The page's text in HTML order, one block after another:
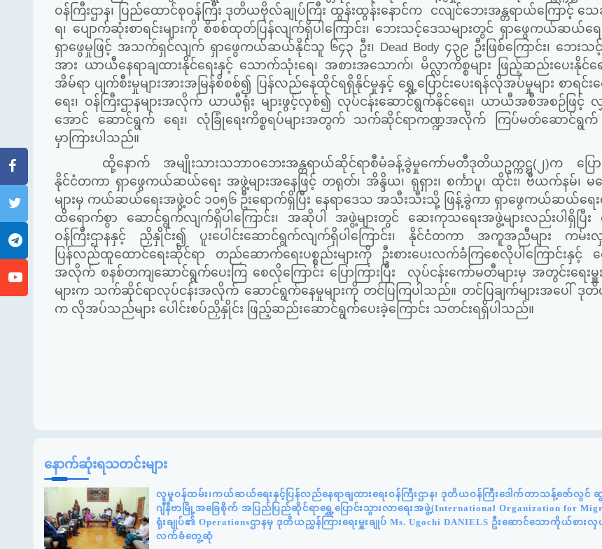
ဝန်ကြီးဌာန၊ ပြည်ထောင်စုဝန်ကြီး ဒုတိယဗိုလ်ချုပ်ကြီး ထွန်းထွန်းနောင်က
ငလျင်ဘေးအန္တရာယ်ကြောင့် သ
ရ၊ ပျောက်ဆုံးစာရင်းများကို စိစစ်ထုတ်ပြန်လျက်ရှိပါကြောင်း၊ ဘေးသင့်ဒေသများတွင် ရှာဖွေကယ်ဆယ်ရေ
ရှာဖွေမှုဖြင့် အသက်ရှင်လျက် ရှာဖွေကယ်ဆယ်နိုင်သူ ၆၄၃ ဦး၊ Dead Body ၄၃၉ ဦးဖြစ်ကြောင်း၊ ဘေးသ
အား ယာယီနေရာချထားနိုင်ရေးနှင့် သောက်သုံးရေ၊ အစားအသောက်၊ မိလ္လာကိစ္စများ ဖြည့်ဆည်းပေးနိုင်ရ
အိမ်ရာ ပျက်စီးမှုများအားအမြန်စိစစ်၍ ပြန်လည်နေထိုင်ရရှိနိုင်မှုနှင့် ရွှေ့ပြောင်းပေးရန်လိုအပ်မှုများ စာရင်
ရေး၊ ဝန်ကြီးဌာနများအလိုက် ယာယီရုံး များဖွင့်လှစ်၍ လုပ်ငန်းဆောင်ရွက်နိုင်ရေး၊ ယာယီအစီအစဉ်ဖြင့် လ
အောင် ဆောင်ရွက် ရေး၊ လုံခြုံရေးကိစ္စရပ်များအတွက် သက်ဆိုင်ရာကဏ္ဍအလိုက် ကြပ်မတ်ဆောင်ရွက်
မှာကြားပါသည်။
ထို့နောက် အမျိုးသားသဘာဝဘေးအန္တရာယ်ဆိုင်ရာစီမံခန့်ခွဲမှုကော်မတီဒုတိယဥက္ကဋ္ဌ( ၂)က ပြော
နိုင်ငံတကာ ရှာဖွေကယ်ဆယ်ရေး အဖွဲ့များအနေဖြင့် တရုတ်၊ အိန္ဒိယ၊ ရုရှား၊ စင်္ကာပူ၊ ထိုင်း၊ ဗီယက်နမ်၊ မလ
များမှ ကယ်ဆယ်ရေးအဖွဲ့ဝင် ၁၀၅၆ ဦးရောက်ရှိပြီး နေရာဒေသ အသီးသီးသို့ ဖြန့်ခွဲကာ ရှာဖွေကယ်ဆယ်ရေးလု
ထိရောက်စွာ ဆောင်ရွက်လျက်ရှိပါကြောင်း၊ အဆိုပါ အဖွဲ့များတွင် ဆေးကုသရေးအဖွဲ့များလည်းပါရှိပြီး က
ဝန်ကြီးဌာနနှင့် ညှိနှိုင်း၍ ပူးပေါင်းဆောင်ရွက်လျက်ရှိပါကြောင်း၊ နိုင်ငံတကာ အကူအညီများ ကမ်း
ပြန်လည်ထူထောင်ရေးဆိုင်ရာ တည်ဆောက်ရေးပစ္စည်းများကို ဦးစားပေးလက်ခံကြစေလိုပါကြောင်းနှင့် က
အလိုက် စနစ်တကျဆောင်ရွက်ပေးကြ စေလိုကြောင်း ပြောကြားပြီး
လုပ်ငန်းကော်မတီများမှ အတွင်းရေး
များက သက်ဆိုင်ရာလုပ်ငန်းအလိုက် ဆောင်ရွက်နေမှုများကို တင်ပြကြပါသည်။ တင်ပြချက်များအပေါ် ဒုတိယဥ
က လိုအပ်သည်များ ပေါင်းစပ်ညှိနှိုင်း ဖြည့်ဆည်းဆောင်ရွက်ပေးခဲ့ကြောင်း သတင်းရရှိပါသည်။
နောက်ဆုံးရသတင်းများ
လူမှုဝန်ထမ်း၊ကယ်ဆယ်ရေးနှင့်ပြန်လည်နေရာချထားရေးဝန်ကြီးဌာန၊ ဒုတိယဝန်ကြီးဒေါက်တာသန့်ဇော်လွင်
ဂျီနီဗာမြို့အခြေစိုက် အပြည်ပြည်ဆိုင်ရာရွှေ့ပြောင်းသွားလာရေးအဖွဲ့(International Organization for
ရုံးချုပ်၏ Operationsဌာနမှ ဒုတိယညွှန်ကြားရေးမှူးချုပ် Ms. Ugochi DANIELS ဦးဆောင်သောကိုယ်စား
လက်ခံတွေ့ဆုံ